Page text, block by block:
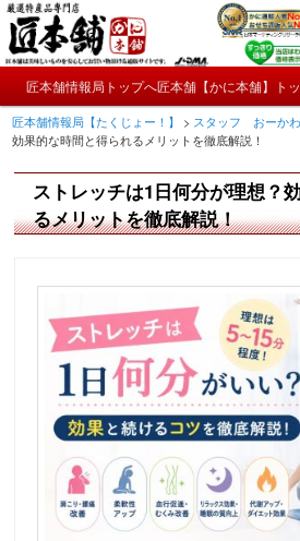
メ
イ
ン
ン
テ
ン
匠本舗情報局【たく
かにやおせちについてのおもしろ情報や興
ン
メ
メ
イ
ン
コ
匠本舗情報局トップへ匠本舗【かに本舗】ト
匠本舗情報局【たくじょー！】 > スタッフ おーかわ
効果的な時間と得られるメリットを徹底解説！
ストレッチは1日何分が理想？
るメリットを徹底解説！